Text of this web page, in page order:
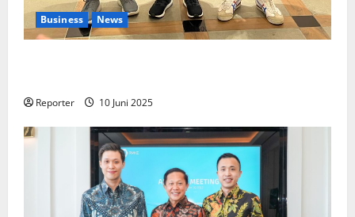
Business News
Reporter 10 Juni 2025